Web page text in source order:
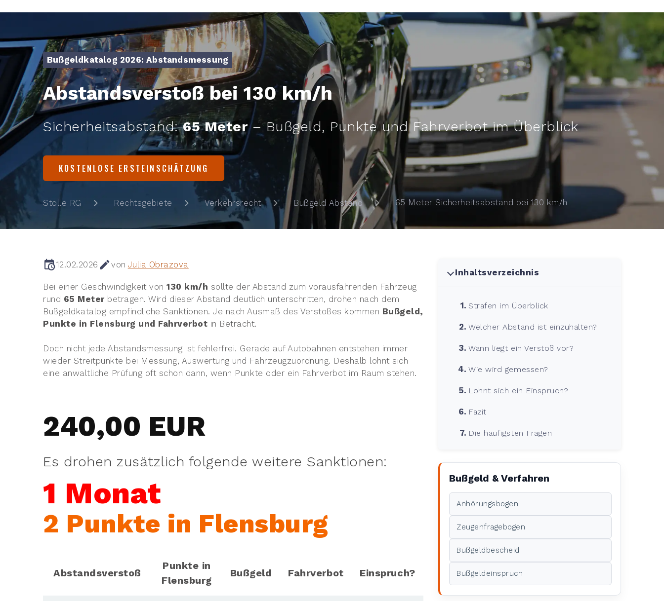
Bußgeldkatalog 2026: Abstandsmessung
Abstandsverstoß bei 130 km/h
Sicherheitsabstand:65 Meter– Bußgeld, Punkte und Fahrverbot im Überblick
KOSTENLOSE ERSTEINSCHÄTZUNG
Stolle RG Rechtsgebiete Verkehrsrecht Bußgeld Abstand 65 Meter Sicherheitsabstand bei 130 km/h
12.02.2026 von Julia Obrazova
Bei einer Geschwindigkeit von130 km/h sollte der Abstand zum vorausfahrenden Fahrzeug
rund 65 Meter betragen. Wird dieser Abstand deutlich unterschritten, drohen nach dem
Bußgeldkatalog empfindliche Sanktionen. Je nach Ausmaß des Verstoßes kommen Bußgeld,
Punkte in Flensburg und Fahrverbot in Betracht.
Doch nicht jede Abstandsmessung ist fehlerfrei. Gerade auf Autobahnen entstehen immer
wieder Streitpunkte bei Messung, Auswertung und Fahrzeugzuordnung. Deshalb lohnt sich
eine anwaltliche Prüfung oft schon dann, wenn Punkte oder ein Fahrverbot im Raum stehen.
240,00 EUR
Es drohen zusätzlich folgende weitere Sanktionen:
1 Monat
2 Punkte in Flensburg
Abstandsverstoß
Punkte in
Flensburg
Bußgeld Fahrverbot Einspruch?
Inhaltsverzeichnis
Strafen im Überblick
Welcher Abstand ist einzuhalten?
Wann liegt ein Verstoß vor?
Wie wird gemessen?
Lohnt sich ein Einspruch?
Fazit
Die häufigsten Fragen
Bußgeld & Verfahren
Anhörungsbogen
Zeugenfragebogen
Bußgeldbescheid
Bußgeldeinspruch